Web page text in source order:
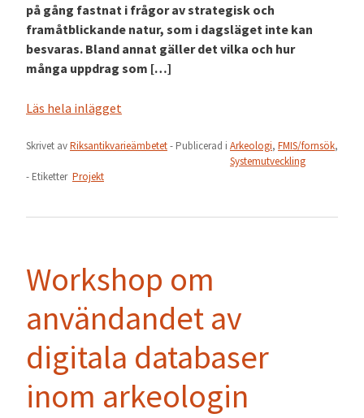
på gång fastnat i frågor av strategisk och
framåtblickande natur, som i dagsläget inte kan
besvaras. Bland annat gäller det vilka och hur
många uppdrag som […]
Läs hela inlägget
Skrivet avRiksantikvarieämbetet- Publicerad i Arkeologi, FMIS/fornsök,
Systemutveckling
- Etiketter Projekt
Workshop om
användandet av
digitala databaser
inom arkeologin